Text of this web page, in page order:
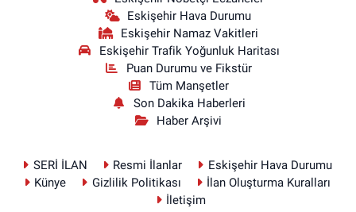
Eskişehir Hava Durumu
Eskişehir Namaz Vakitleri
Eskişehir Trafik Yoğunluk Haritası
Puan Durumu ve Fikstür
Tüm Manşetler
Son Dakika Haberleri
Haber Arşivi
SERİ İLAN Resmi İlanlar
Eskişehir Hava Durumu
Künye
Gizlilik Politikası
İlan Oluşturma Kuralları
İletişim